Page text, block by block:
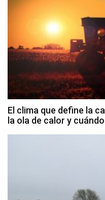
El clima que define la
la ola de calor y